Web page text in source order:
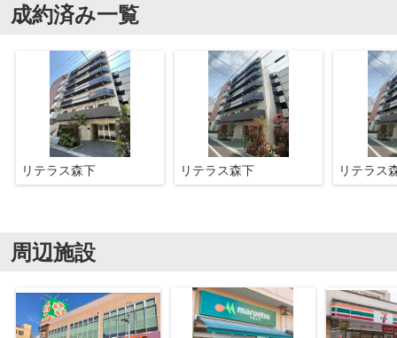
成約済み一覧
リテラス森下 リテラス森下 リテラス
周辺施設